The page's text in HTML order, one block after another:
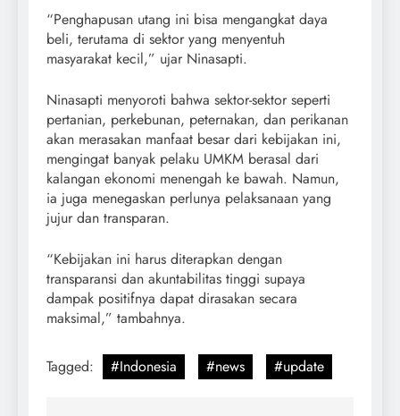
“Penghapusan utang ini bisa mengangkat daya
beli, terutama di sektor yang menyentuh
masyarakat kecil,” ujar Ninasapti.
Ninasapti menyoroti bahwa sektor-sektor seperti
pertanian, perkebunan, peternakan, dan perikanan
akan merasakan manfaat besar dari kebijakan ini,
mengingat banyak pelaku UMKM berasal dari
kalangan ekonomi menengah ke bawah. Namun,
ia juga menegaskan perlunya pelaksanaan yang
jujur dan transparan.
“Kebijakan ini harus diterapkan dengan
transparansi dan akuntabilitas tinggi supaya
dampak positifnya dapat dirasakan secara
maksimal,” tambahnya.
Tagged: #Indonesia #news #update